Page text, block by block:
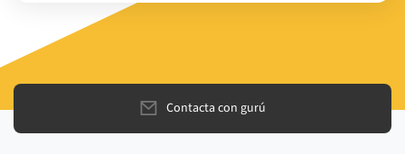
Contacta con gurú